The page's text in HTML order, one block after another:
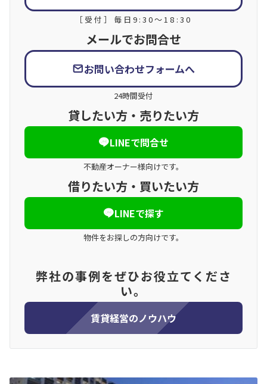
［受付］毎日9:30〜18:30
メールでお問合せ
お問い合わせフォームへ
24時間受付
貸したい方・売りたい方
LINEで問合せ
不動産オーナー様向けです。
借りたい方・買いたい方
LINEで探す
物件をお探しの方向けです。
弊社の事例をぜひお役立てくださ
い。
賃貸経営のノウハウ